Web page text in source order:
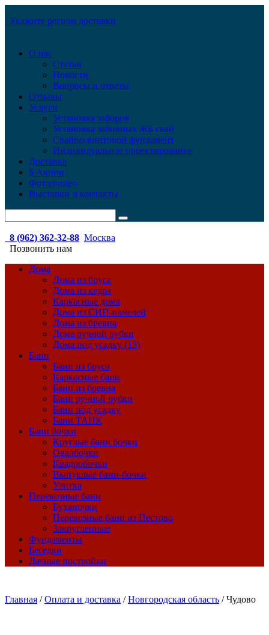
Укажите регион доставки
О нас
Статьи
Новости
Вопросы и ответы
Отзывы
Услуги
Установка заборов
Установка забивных ЖБ свай
Свайно-винтовой фундамент
Индивидуальное проектирование
Доставка
$ Акции
Фото/видео
Выставки и контакты
8 (962) 362-32-88 Москва
Позвонить нам
Дома
Дома из бруса
Дома из кедра
Каркасные дома
Дома из СИП-панелей
Дома из бревна
Дома ручной рубки
Дома под усадку (15)
Бани
Бани из бруса
Каркасные бани
Бани из бревна
Бани ручной рубки
Бани под усадку
Бани ТАНК
Бани бочки
Круглые бани бочки
Овалбочки
Квадробочки
Выпуклые бани-бочки
Улитка
Перевозные бани
Буханочки
Перевозные бани из Пестово
Закругленные
Фундаменты
Беседки
Дачные постройки
Главная /Оплата и доставка /Новгородская область /Чудово